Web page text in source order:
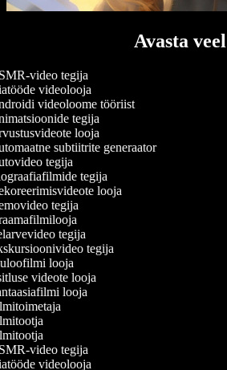
Avasta veel
video tegija
videolooja
videoloome tööriist
tegija
looja
subtiitrite generaator
tegija
tegija
looja
tegija
tegija
tegija
looja
videote looja
looja
video tegija
videolooja